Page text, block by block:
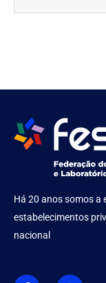
Há 20 anos somos a
estabelecimentos
nacional
I
I